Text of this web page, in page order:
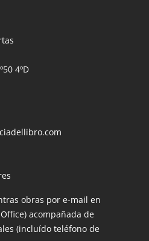
4ºD
obras por e-mail en
acompañada de
(incluído teléfono de